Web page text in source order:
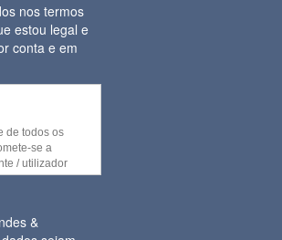
nos termos
estou legal e
conta e em
de todos os
se a
/ utilizador
deste
&